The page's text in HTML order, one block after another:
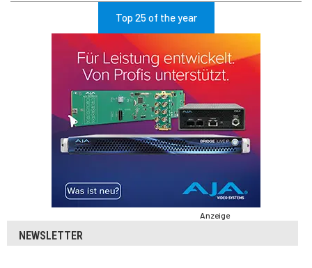
Top 25 of the year
Anzeige
NEWSLETTER